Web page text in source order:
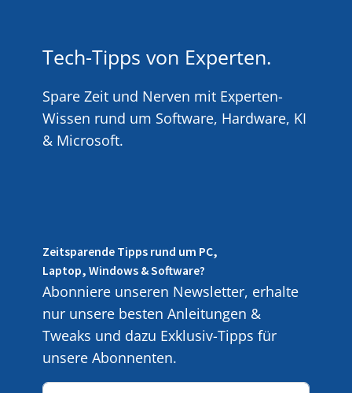
Tech-Tipps von Experten.
Spare Zeit und Nerven mit Experten-
Wissen rund um Software, Hardware, KI
& Microsoft.
Zeitsparende Tipps rund um PC,
Laptop, Windows & Software?
Abonniere unseren Newsletter, erhalte
nur unsere besten Anleitungen &
Tweaks und dazu Exklusiv-Tipps für
unsere Abonnenten.